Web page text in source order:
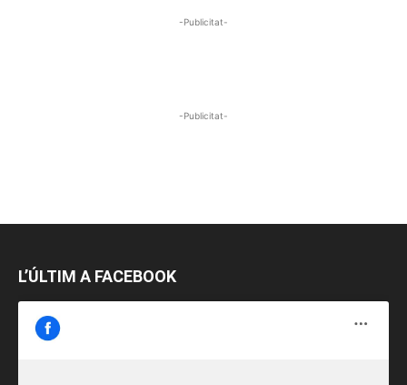
-Publicitat-
-Publicitat-
L’ÚLTIM A FACEBOOK